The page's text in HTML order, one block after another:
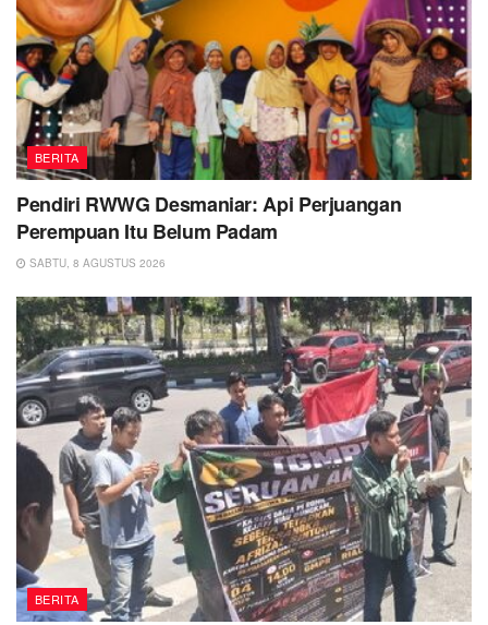
BERITA
Pendiri RWWG Desmaniar: Api Perjuangan
Perempuan Itu Belum Padam
SABTU, 8 AGUSTUS 2026
BERITA